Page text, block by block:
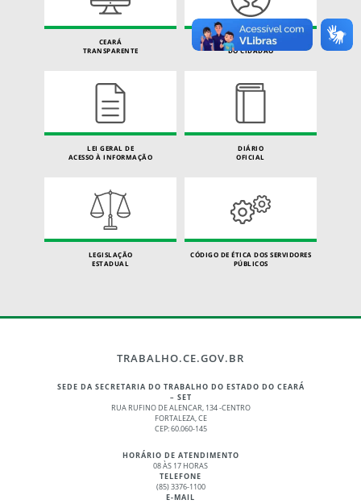
CEARÁ
TRANSPARENTE
CARTA DE SERVIÇOS
DO CIDADÃO
LEI GERAL DE
ACESSO À INFORMAÇÃO
DIÁRIO
OFICIAL
LEGISLAÇÃO
ESTADUAL
CÓDIGO DE ÉTICA DOS SERVIDORES
PÚBLICOS
TRABALHO.CE.GOV.BR
SEDE DA SECRETARIA DO TRABALHO DO ESTADO DO CEARÁ
– SET
RUA RUFINO DE ALENCAR, 134 -CENTRO
FORTALEZA, CE
CEP: 60.060-145
HORÁRIO DE ATENDIMENTO
08 ÀS 17 HORAS
TELEFONE
(85) 3376-1100
E-MAIL